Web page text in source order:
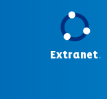
Extranet.